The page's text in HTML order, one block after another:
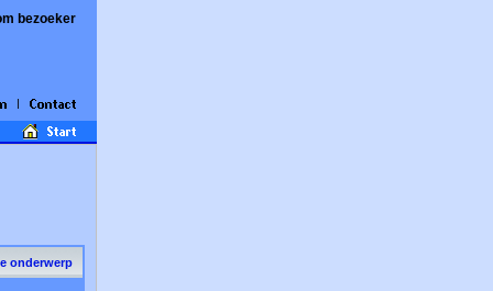
bezoeker
onderwerp